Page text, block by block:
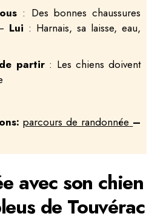
: Des bonnes chaussures
Lui : Harnais, sa laisse, eau,
partir: Les chiens doivent
parcours de randonnée –
avec son chien
de Touvérac